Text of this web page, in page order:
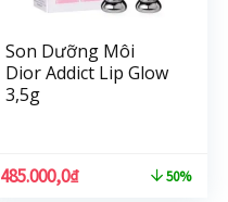
Son Dưỡng Môi
Dior Addict Lip Glow
3,5g
485.000,0₫ 50%